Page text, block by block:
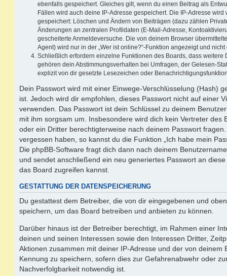
ebenfalls gespeichert. Gleiches gilt, wenn du einen Beitrag als
Fällen wird auch deine IP-Adresse gespeichert. Die IP-Adresse
gespeichert: Löschen und Ändern von Beiträgen (dazu zählen
Änderungen an zentralen Profildaten (E-Mail-Adresse,
gescheiterte Anmeldeversuche. Die von deinem Browser
Agent) wird nur in der „Wer ist online?“-Funktion angezeigt und
Schließlich erfordern einzelne Funktionen des Boards, dass weitere
gehören dein Abstimmungsverhalten bei Umfragen, der Gelesen-
explizit von dir gesetzte Lesezeichen oder
Dein Passwort wird mit einer Einwege-Verschlüsselung (Hash)
ist. Jedoch wird dir empfohlen, dieses Passwort nicht auf einer
verwenden. Das Passwort ist dein Schlüssel zu deinem
mit ihm sorgsam um. Insbesondere wird dich kein Vertreter des
oder ein Dritter berechtigterweise nach deinem Passwort
vergessen haben, so kannst du die Funktion „Ich habe mein
Die phpBB-Software fragt dich dann nach deinem
und sendet anschließend ein neu generiertes Passwort an
das Board zugreifen kannst.
GESTATTUNG DER DATENSPEICHERUNG
Du gestattest dem Betreiber, die von dir eingegebenen und
speichern, um das Board betreiben und anbieten zu können.
Darüber hinaus ist der Betreiber berechtigt, im Rahmen einer
deinen und seinen Interessen sowie den Interessen Dritter,
Aktionen zusammen mit deiner IP-Adresse und der von deinem
Kennung zu speichern, sofern dies zur Gefahrenabwehr oder
Nachverfolgbarkeit notwendig ist.